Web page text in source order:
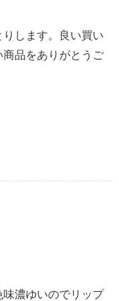
します。良い買い
品をありがとうご
濃ゆいのでリップ